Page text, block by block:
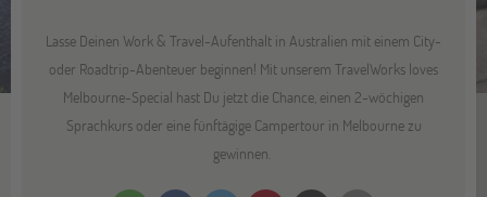
Lasse Deinen Work & Travel-Aufenthalt in Australien mit einem City-
oder Roadtrip-Abenteuer beginnen! Mit unserem TravelWorks loves
Melbourne-Special hast Du jetzt die Chance, einen 2-wöchigen
Sprachkurs oder eine fünftägige Campertour in Melbourne zu
gewinnen.